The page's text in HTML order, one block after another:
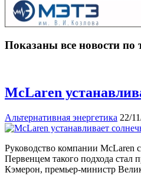
Показаны все новости по
McLaren
Альтернативная энергетика 22/
Руководство компании McLaren
Первенцем такого подхода стал
Кэмерон, премьер-министр